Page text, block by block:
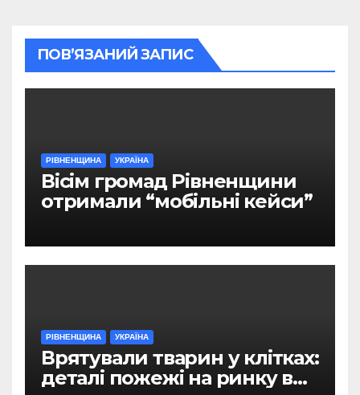
ПОВ’ЯЗАНИЙ ЗАПИС
РІВНЕНЩИНА УКРАЇНА
Вісім громад Рівненщини
отримали “мобільні кейси”
РІВНЕНЩИНА УКРАЇНА
Врятували тварин у клітках:
деталі пожежі на ринку в